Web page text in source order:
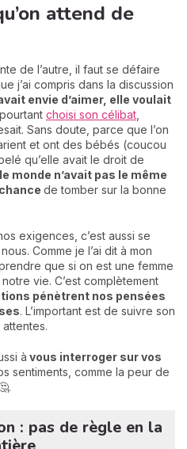
attend de
de l’autre, il faut se défaire
j’ai compris dans la discussion
envie d’aimer, elle voulait
choisi son célibat
Sans doute, parce que l’on
et ont des bébés (coucou
qu’elle avait le droit de
monde n’avait pas le même
de tomber sur la bonne
exigences, c’est aussi se
Comme je l’ai dit à mon
que si on est une femme
vie. C’est complètement
pénètrent nos pensées
. L’important est de suivre son
à vous interroger sur vos
sentiments, comme la peur de
: pas de règle en la